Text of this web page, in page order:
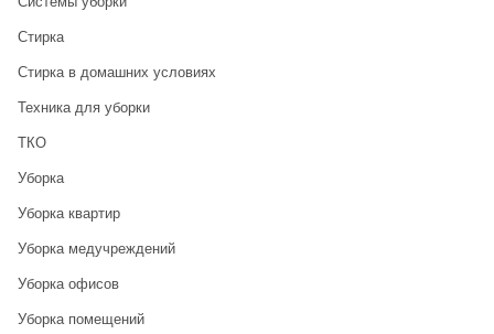
Стирка
Стирка в домашних условиях
Техника для уборки
ТКО
Уборка
Уборка квартир
Уборка медучреждений
Уборка офисов
Уборка помещений